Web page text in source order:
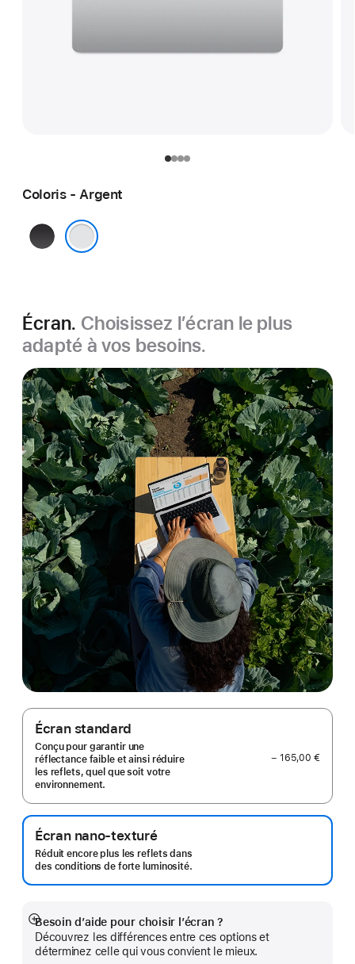
Coloris - Argent
Noir sidéral
Écran. Choisissez l’écran le plus
adapté à vos besoins.
Écran standard
Conçu pour garantir une
réflectance faible et ainsi réduire
les reflets, quel que soit votre
environnement.
− 165,00 €
Écran nano-texturé
Réduit encore plus les reflets dans
des conditions de forte luminosité.
Besoin d’aide pour choisir l’écran ?
Découvrez les différences entre ces options et
déterminez celle qui vous convient le mieux.
Afficher
plus